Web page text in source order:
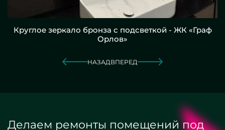
Круглое зеркало бронза с подсветкой - ЖК «Граф
Орлов»
НАЗАД ВПЕРЕД
Делаем ремонты помещений под